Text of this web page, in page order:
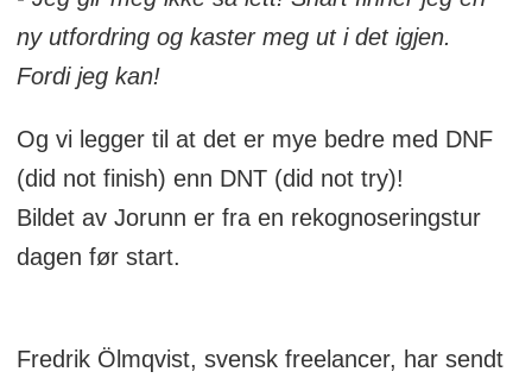
ny utfordring og kaster meg ut i det igjen.
Fordi jeg kan!
Og vi legger til at det er mye bedre med DNF
(did not finish) enn DNT (did not try)!
Bildet av Jorunn er fra en rekognoseringstur
dagen før start.
Fredrik Ölmqvist, svensk freelancer, har sendt